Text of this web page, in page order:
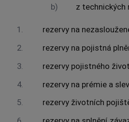
b)
z technických
1.
rezervy na
2.
rezervy na pojistná
3.
rezervy pojistného
4.
rezervy na prémie a
5.
rezervy životních